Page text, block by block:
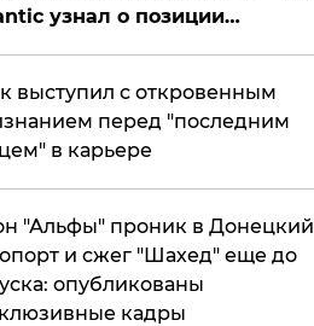
узнал о позиции
выступил с откровенным
перед "последним
в карьере
"Альфы" проник в Донецкий
и сжег "Шахед" еще до
опубликованы
кадры